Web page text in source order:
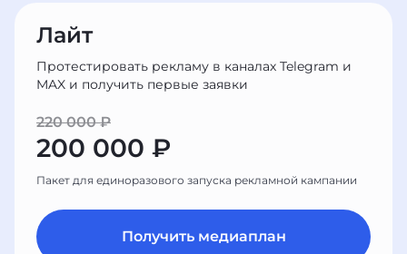
Лайт
Протестировать рекламу в каналах Telegram и
MAX и получить первые заявки
220 000 ₽
200 000 ₽
Пакет для единоразового запуска рекламной кампании
Получить медиаплан